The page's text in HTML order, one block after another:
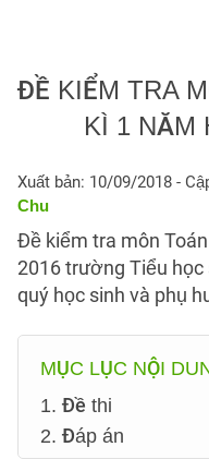
ĐỀ KIỂM TRA
KÌ 1 NĂM
Xuất bản: 10/09/2018 -
Chu
Đề kiểm tra môn
2016 trường Tiểu học
quý học sinh và phụ
MỤC LỤC NỘI
1. Đề thi
2. Đáp án